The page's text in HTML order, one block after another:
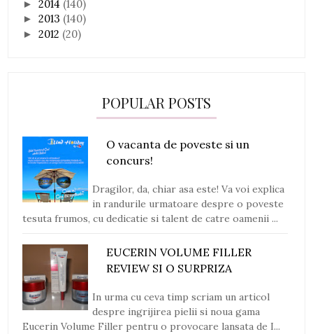
►2014 (140)
►2013 (140)
►2012 (20)
POPULAR POSTS
O vacanta de poveste si un
concurs!
Dragilor, da, chiar asa este! Va voi explica
in randurile urmatoare despre o poveste
tesuta frumos, cu dedicatie si talent de catre oamenii ...
EUCERIN VOLUME FILLER
REVIEW SI O SURPRIZA
In urma cu ceva timp scriam un articol
despre ingrijirea pielii si noua gama
Eucerin Volume Filler pentru o provocare lansata de I...